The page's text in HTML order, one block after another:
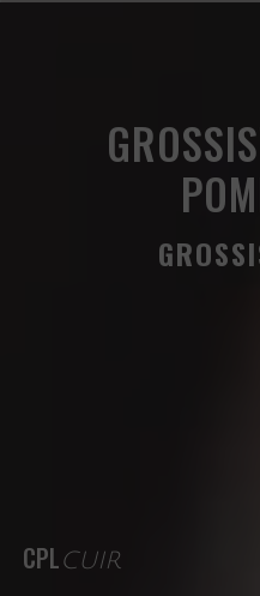
CPLCUIR